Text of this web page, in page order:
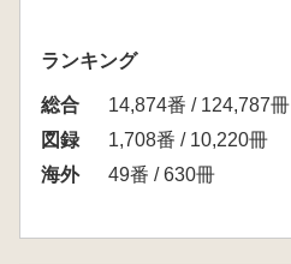
ランキング
総合
14,874番 / 124,787冊
図録
1,708番 / 10,220冊
海外
49番 / 630冊